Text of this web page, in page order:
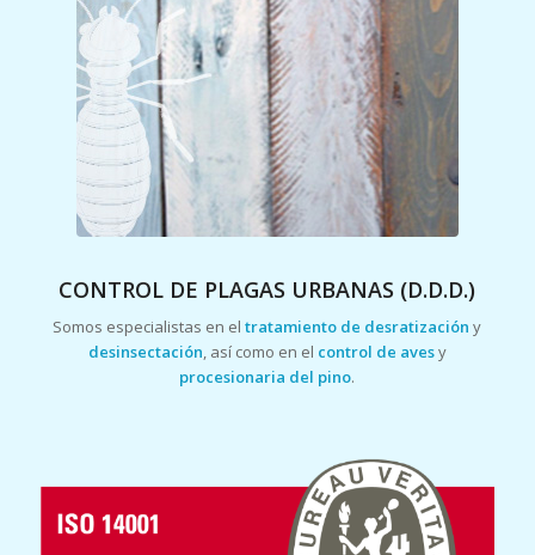
CONTROL DE PLAGAS URBANAS (D.D.D.)
Somos especialistas en eltratamiento de desratizacióny
desinsectación, así como en el control de avesy
procesionaria del pino.